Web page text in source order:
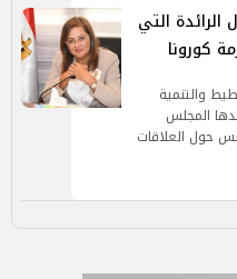
التي
كورونا
والتنمية
المجلس
حول العلاقات